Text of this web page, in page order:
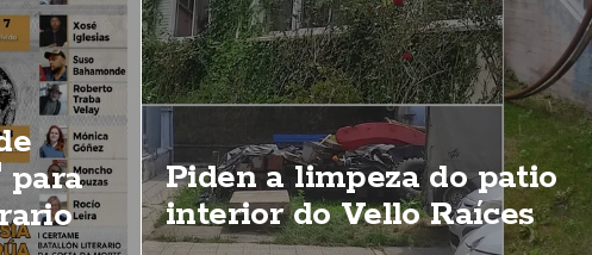
para
Piden a limpeza do patio
interior do Vello Raíces